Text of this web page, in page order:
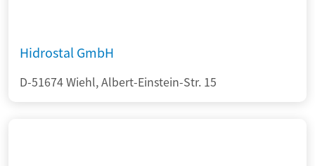
Hidrostal GmbH
D-51674 Wiehl, Albert-Einstein-Str. 15